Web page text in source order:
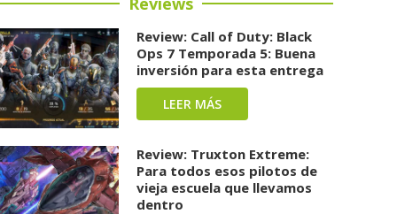
Review: Call of Duty: Black
Ops 7 Temporada 5: Buena
inversión para esta entrega
LEER MÁS
Review: Truxton Extreme:
Para todos esos pilotos de
vieja escuela que llevamos
dentro